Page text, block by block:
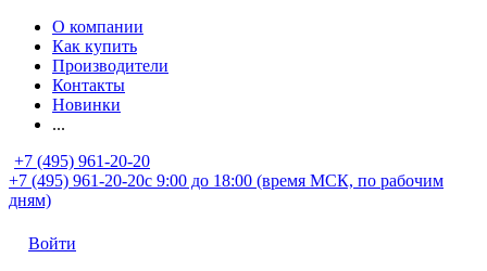
О компании
Как купить
Производители
Контакты
Новинки
...
+7 (495) 961-20-20
+7 (495) 961-20-20с 9:00 до 18:00 (время МСК, по рабочим
дням)
Войти